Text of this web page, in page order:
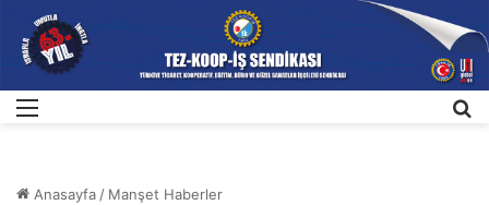
Anasayfa/ Manşet Haberler